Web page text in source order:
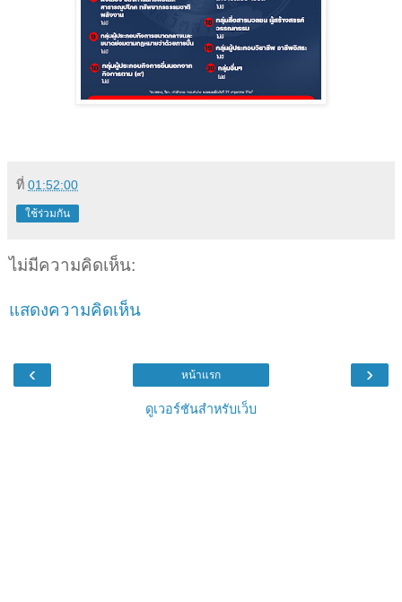
ที่ 01:52:00
ใช้ร่วมกัน
ไม่มีความคิดเห็น:
แสดงความคิดเห็น
‹ ›
หน้าแรก
ดูเวอร์ชันสำหรับเว็บ